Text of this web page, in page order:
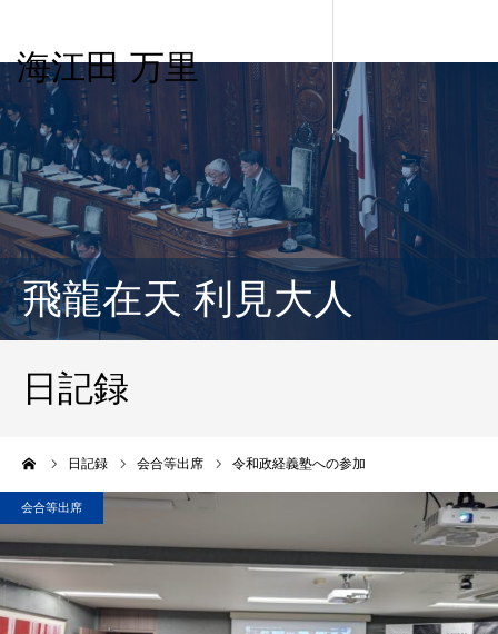
海江田 万里
飛龍在天 利見大人
日記録
日記録 会合等出席 令和政経義塾への参加
会合等出席